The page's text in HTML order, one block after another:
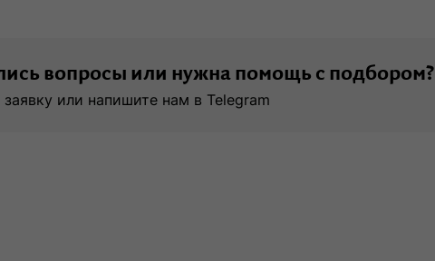
вопросы или нужна помощь с подбором?
заявку или напишите нам в Telegram